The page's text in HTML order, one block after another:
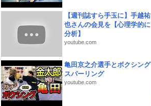
【週刊誌すら手玉に】手越祐
也さんの会見を【心理学的に
分析】
youtube.com
亀田京之介選手とボクシング
スパーリング
youtube.com